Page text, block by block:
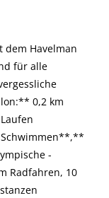
dem Havelman
für alle
0,2 km
-
Radfahren, 10